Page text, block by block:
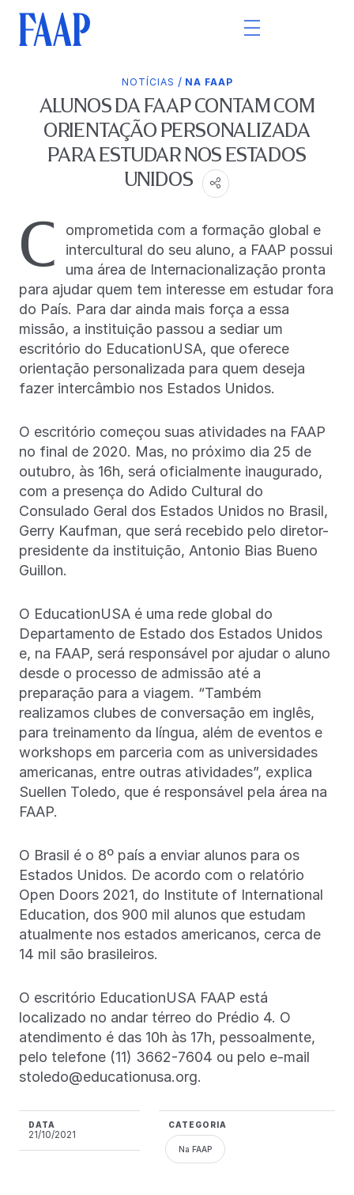
NOTÍCIAS / NA FAAP
ALUNOS DA FAAP CONTAM COM
ORIENTAÇÃO PERSONALIZADA
PARA ESTUDAR NOS ESTADOS
UNIDOS
C
omprometida com a formação global e
intercultural do seu aluno, a FAAP possui
uma área de Internacionalização pronta
para ajudar quem tem interesse em estudar fora
do País. Para dar ainda mais força a essa
missão, a instituição passou a sediar um
escritório do EducationUSA, que oferece
orientação personalizada para quem deseja
fazer intercâmbio nos Estados Unidos.
O escritório começou suas atividades na FAAP
no final de 2020. Mas, no próximo dia 25 de
outubro, às 16h, será oficialmente inaugurado,
com a presença do Adido Cultural do
Consulado Geral dos Estados Unidos no Brasil,
Gerry Kaufman, que será recebido pelo diretor-
presidente da instituição, Antonio Bias Bueno
Guillon.
O EducationUSA é uma rede global do
Departamento de Estado dos Estados Unidos
e, na FAAP, será responsável por ajudar o aluno
desde o processo de admissão até a
preparação para a viagem. “Também
realizamos clubes de conversação em inglês,
para treinamento da língua, além de eventos e
workshops em parceria com as universidades
americanas, entre outras atividades”, explica
Suellen Toledo, que é responsável pela área na
FAAP.
O Brasil é o 8º país a enviar alunos para os
Estados Unidos. De acordo com o relatório
Open Doors 2021, do Institute of International
Education, dos 900 mil alunos que estudam
atualmente nos estados americanos, cerca de
14 mil são brasileiros.
O escritório EducationUSA FAAP está
localizado no andar térreo do Prédio 4. O
atendimento é das 10h às 17h, pessoalmente,
pelo telefone (11) 3662-7604 ou pelo e-mail
stoledo@educationusa.org.
DATA
21/10/2021
CATEGORIA
Na FAAP